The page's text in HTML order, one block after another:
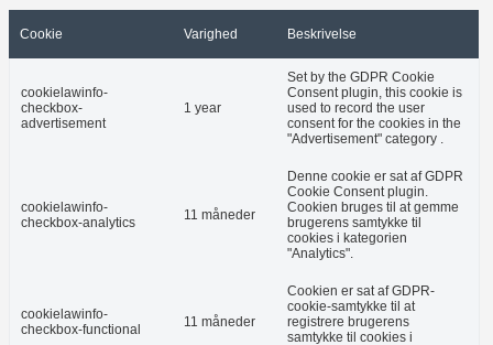
Cookie Varighed Beskrivelse
cookielawinfo-
checkbox-
advertisement
1 year
Set by the GDPR Cookie
Consent plugin, this cookie is
used to record the user
consent for the cookies in the
"Advertisement" category .
cookielawinfo-
checkbox-analytics
11 måneder
Denne cookie er sat af GDPR
Cookie Consent plugin.
Cookien bruges til at gemme
brugerens samtykke til
cookies i kategorien
"Analytics".
cookielawinfo-
checkbox-functional
11 måneder
Cookien er sat af GDPR-
cookie-samtykke til at
registrere brugerens
samtykke til cookies i